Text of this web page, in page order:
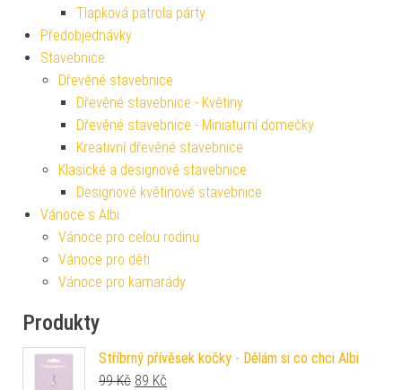
Tlapková patrola párty
Předobjednávky
Stavebnice
Dřevěné stavebnice
Dřevěné stavebnice - Květiny
Dřevěné stavebnice - Miniaturní domečky
Kreativní dřevěné stavebnice
Klasické a designové stavebnice
Designové květinové stavebnice
Vánoce s Albi
Vánoce pro celou rodinu
Vánoce pro děti
Vánoce pro kamarády
Produkty
Stříbrný přívěsek kočky - Dělám si co chci Albi
99Kč Původní cena byla: 99 Kč.
89 Kč